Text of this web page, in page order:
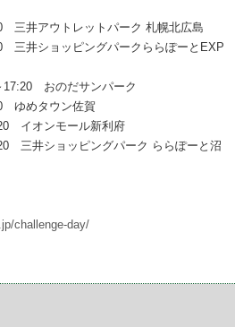
三井アウトレットパーク 札幌北広島
三井ショッピングパークららぽーとEXP
17:20 おのだサンパーク
ゆめタウン佐賀
イオンモール新利府
三井ショッピングパーク ららぽーと沼
challenge-day/